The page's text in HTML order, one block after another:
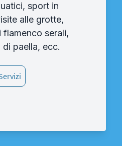
sport in
alle grotte,
serali,
paella, ecc.